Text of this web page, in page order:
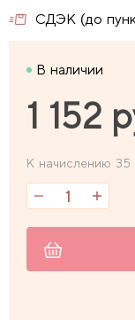
СДЭК (до
В наличии
1 152
К начислению 35